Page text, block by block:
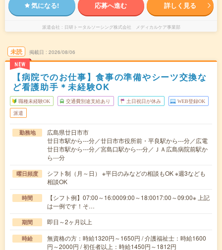
気になる! 応募へ進む 詳しく見る
派遣会社 日研トータルソーシング株式会社 メディカルケア事業部
未読
NEW
掲載日 2026/08/06
【病院でのお仕事】食事の準備やシーツ交換な
ど看護助手＊未経験OK
職種未経験OK 交通費別途支給あり 土日祝日が休み WEB登録OK
派遣
勤務地
広島県廿日市市
廿日市駅から---分／廿日市市役所前・平良駅から---分／広電
廿日市駅から---分／宮島口駅から---分／ＪＡ広島病院前駅か
ら---分
曜日頻度
シフト制（月～日） ※平日のみなどの相談もOK ※週3なども
相談OK
時間
【シフト例】07:00～16:0009:00～18:0017:00～09:00※ 上記
は一例です！そ…
期間 即日～2ヶ月以上
時給
無資格の方：時給1320円～1650円 / 介護福祉士：時給1600
円～2000円 / 初任者以上：時給1450円～1812円